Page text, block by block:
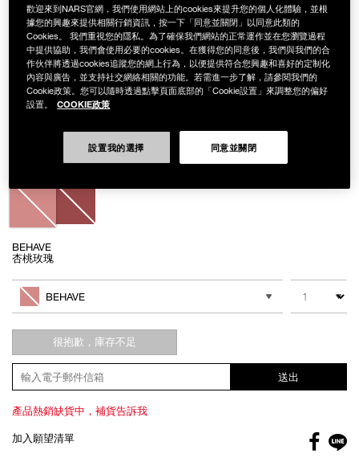
Details
/zh/
NAC341激情誘色腮紅露
NT$1,450
BEHAVE
杏桃玫瑰
to
cart
options
Actions
其他色系
BEHAVE
數量
很抱歉，庫存不足
送出
產品熱銷缺貨中，補貨告訴我
加入願望清單
歡迎來到NARS官網，我們使用網站上的cookies來提升您的個人化體驗，並根
據您的興趣來提供相關行銷資訊，按一下「同意並關閉」以同意此類的
Cookies。 我們重視您的隱私。為了確保我們網站的正常運作並在您瀏覽過程
中提供協助，我們會使用必要的cookies。在獲得您的同意後，我們與我們的合
作伙伴將透過cookies追蹤您的網上行為，以便提供符合您興趣和喜好的定制化
內容與廣告，並支持社交網絡相關的功能。若需進一步了解，請參閱我們的
Cookie政策。您可以隨時透過點擊頁面底部的「Cookie設置」來調整您的偏好
設置。
COOKIE政策
設置我的選擇 同意並關閉